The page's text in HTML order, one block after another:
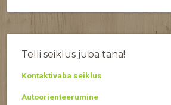
Telli seiklus juba täna!
Kontaktivaba seiklus
Autoorienteerumine